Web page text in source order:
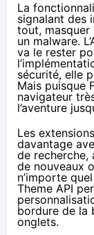
La
signalant des
tout,
un malware.
va le rester
sécurité, elle
Mais puisque
navigateur
l’aventure
Les
davantage
de recherche,
de nouveaux
n’importe
Theme API
bordure de la
onglets.